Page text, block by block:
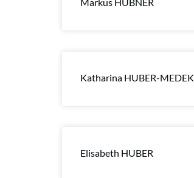
Katharina HUBER-MEDEK
Elisabeth HUBER